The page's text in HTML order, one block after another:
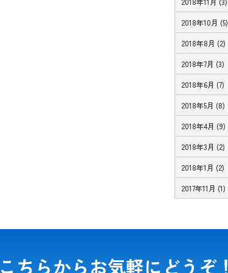
2018年10月 (5)
2018年8月 (2)
2018年7月 (3)
2018年6月 (7)
2018年5月 (8)
2018年4月 (9)
2018年3月 (2)
2018年1月 (2)
2017年11月 (1)
こちらからお気軽にどうぞ！